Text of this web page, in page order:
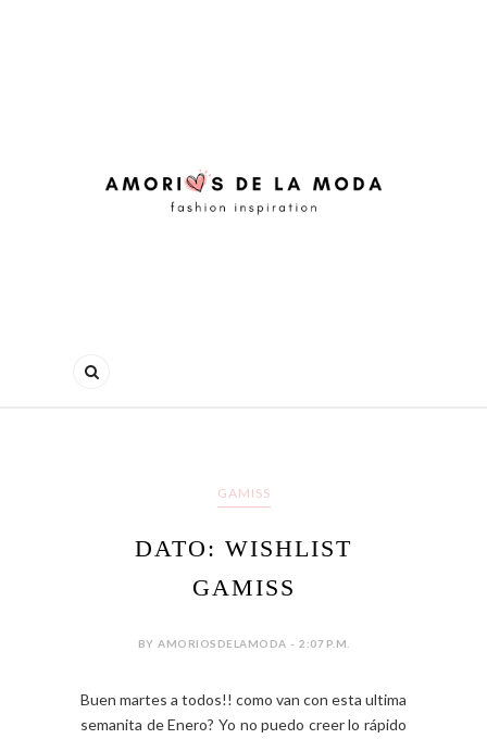
GAMISS
DATO: WISHLIST
GAMISS
BY AMORIOSDELAMODA - 2:07 P.M.
Buen martes a todos!! como van con esta ultima
semanita de Enero? Yo no puedo creer lo rápido